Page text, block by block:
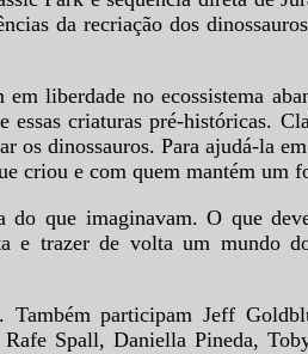
da recriação dos
liberdade no ecossistema
criaturas pré-históricas.
os dinossauros. Para ajudá-la
criou e com quem mantém um
que imaginavam. O que
e trazer de volta um mundo
participam Jeff
Spall, Daniella Pineda,